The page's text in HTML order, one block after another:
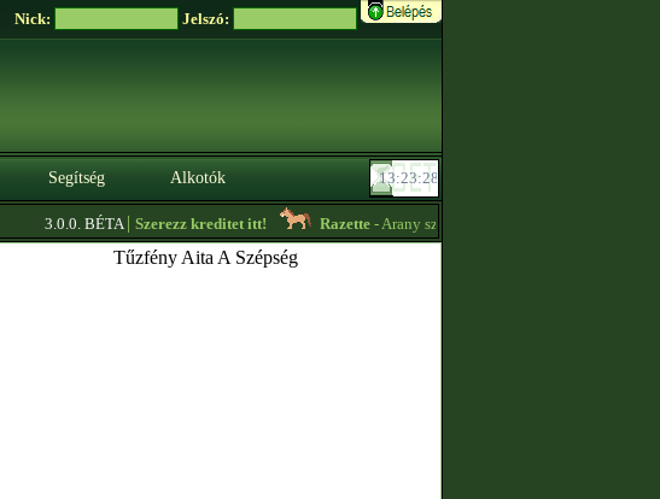
Nick: Jelszó:
Segítség Alkotók
3.0.0. BÉTA|Szerezz kreditet itt! Razette- Arany színű akhalok eladóak. Ugyanitt